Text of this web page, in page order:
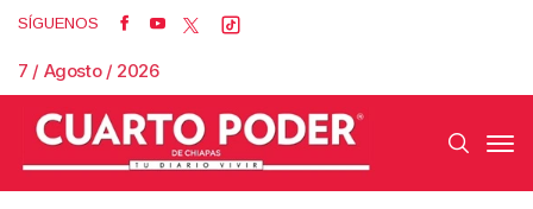
SÍGUENOS
7 / Agosto / 2026